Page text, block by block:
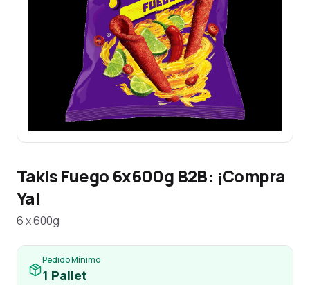
Takis Fuego 6x600g B2B: ¡Compra
Ya!
6 x 600g
Pedido Mínimo
1 Pallet